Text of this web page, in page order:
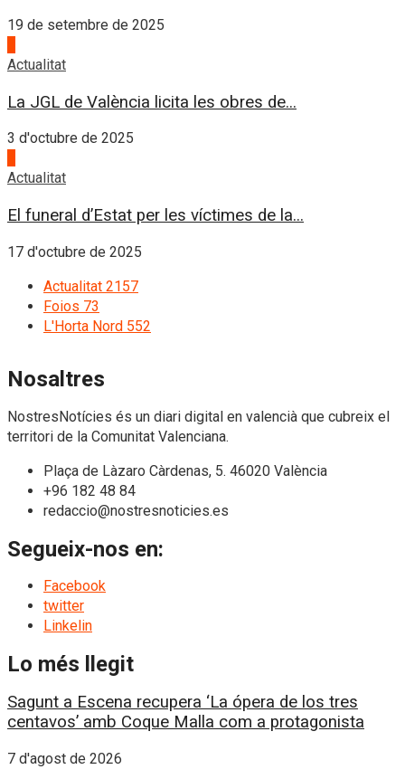
19 de setembre de 2025
Actualitat
La JGL de València licita les obres de...
3 d'octubre de 2025
Actualitat
El funeral d’Estat per les víctimes de la...
17 d'octubre de 2025
Actualitat 2157
Foios 73
L'Horta Nord 552
Nosaltres
NostresNotícies és un diari digital en valencià que cubreix el
territori de la Comunitat Valenciana.
Plaça de Làzaro Càrdenas, 5. 46020 València
+96 182 48 84
redaccio@nostresnoticies.es
Segueix-nos en:
Facebook
twitter
Linkelin
Lo més llegit
Sagunt a Escena recupera ‘La ópera de los tres
centavos’ amb Coque Malla com a protagonista
7 d'agost de 2026